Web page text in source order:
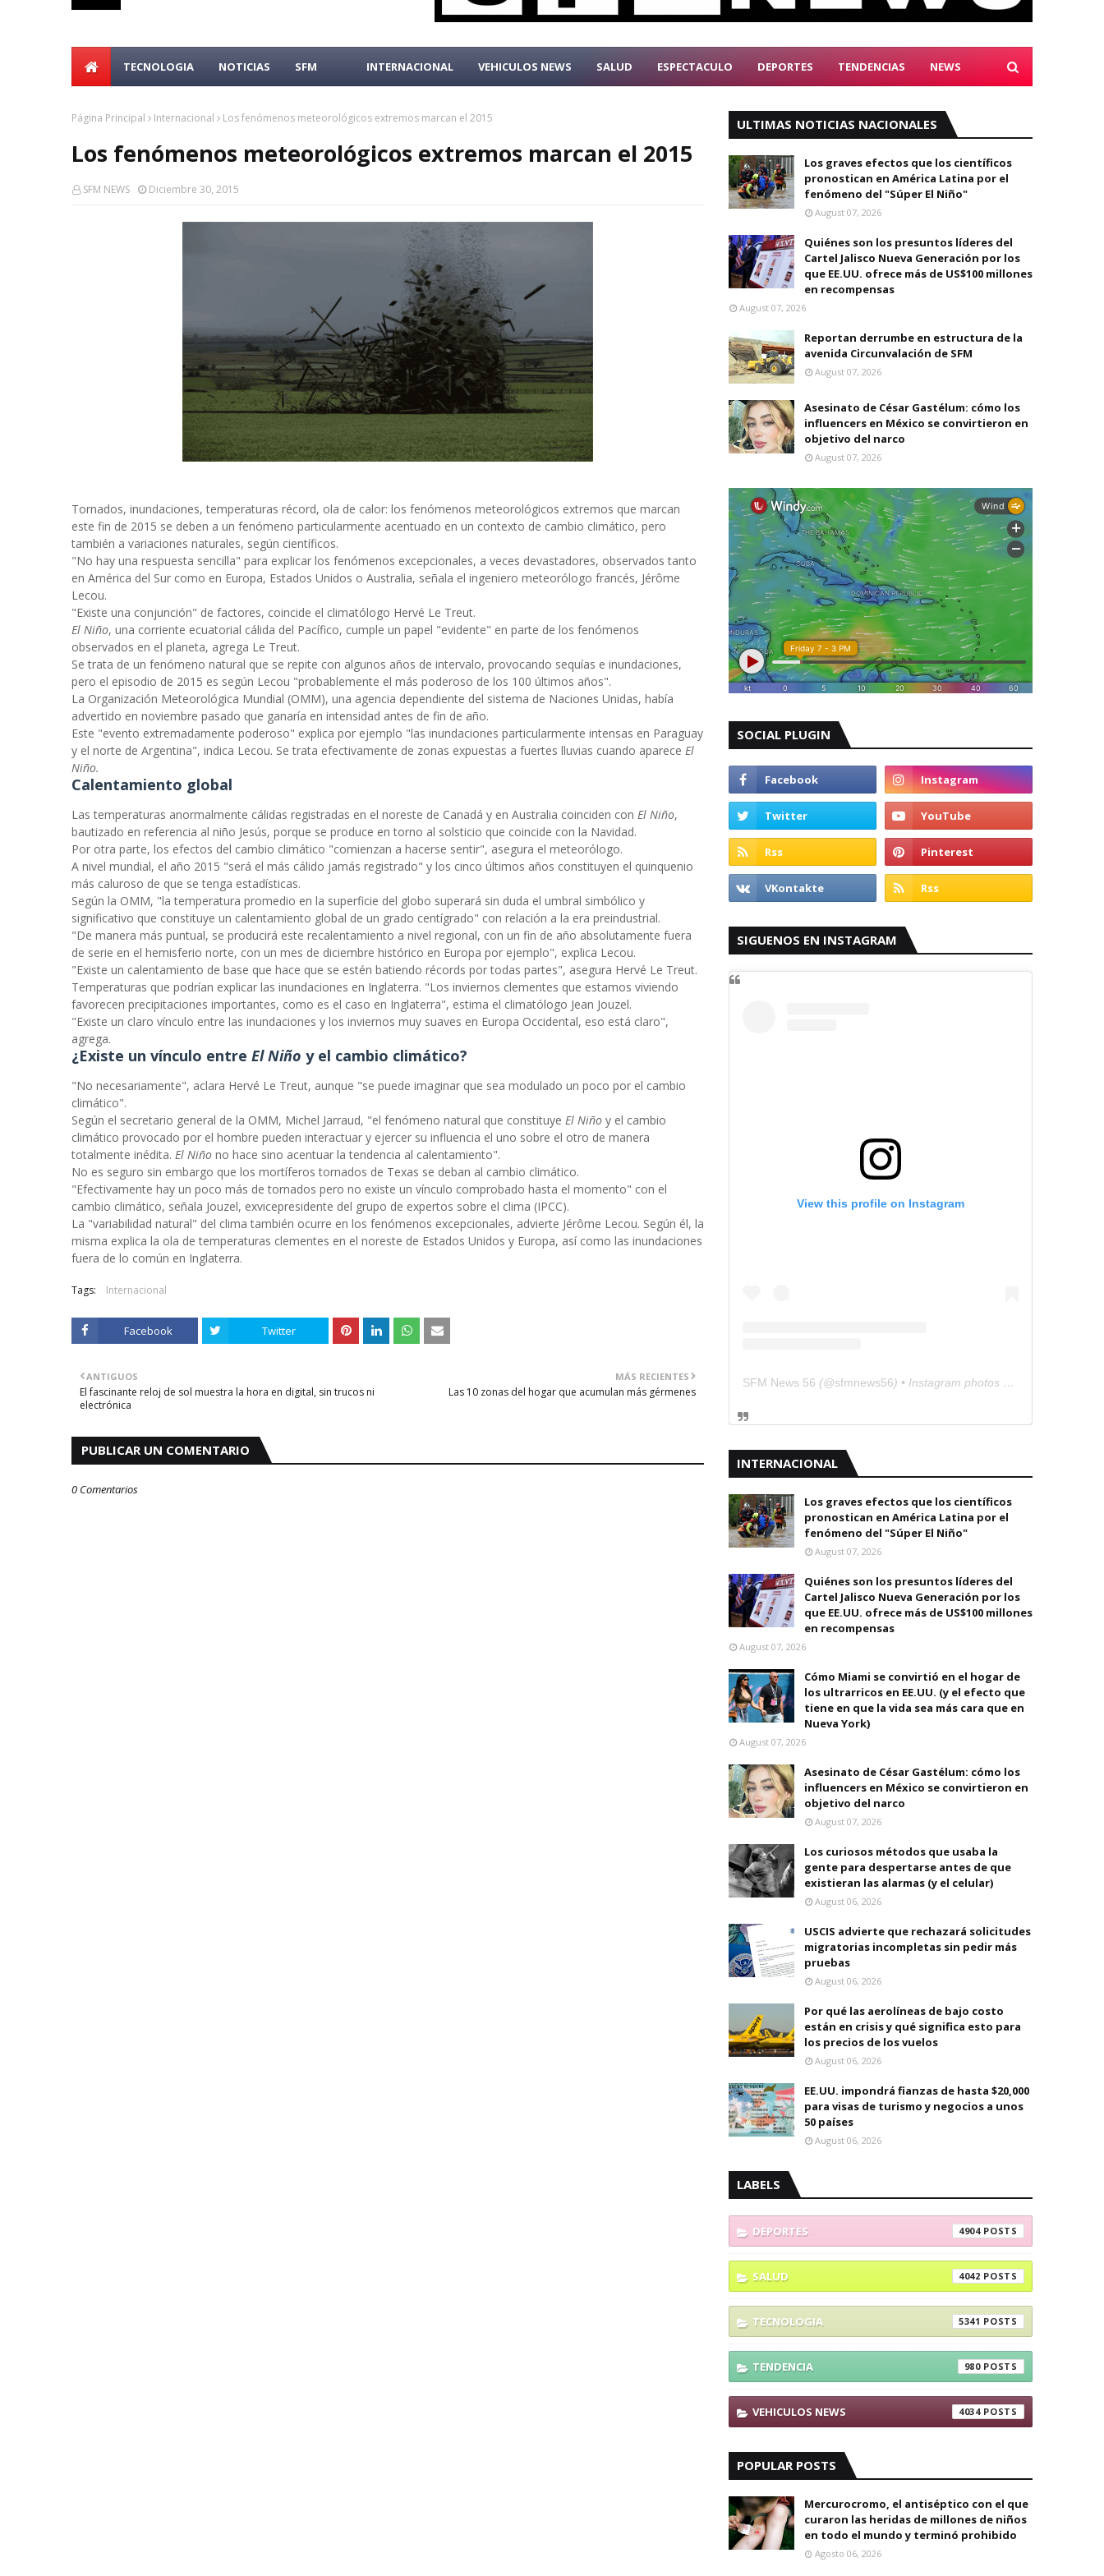
TECNOLOGIA NOTICIAS SFM INTERNACIONAL VEHICULOS NEWS SALUD ESPECTACULO DEPORTES TENDENCIAS NEWS
Página Principal Internacional Los fenómenos meteorológicos extremos marcan el 2015
Los fenómenos meteorológicos extremos marcan el 2015
SFM NEWS Diciembre 30, 2015
Tornados, inundaciones, temperaturas récord, ola de calor: los fenómenos meteorológicos extremos que marcan
este fin de 2015 se deben a un fenómeno particularmente acentuado en un contexto de cambio climático, pero
también a variaciones naturales, según científicos.
"No hay una respuesta sencilla" para explicar los fenómenos excepcionales, a veces devastadores, observados tanto
en América del Sur como en Europa, Estados Unidos o Australia, señala el ingeniero meteorólogo francés, Jérôme
Lecou.
"Existe una conjunción" de factores, coincide el climatólogo Hervé Le Treut.
El Niño, una corriente ecuatorial cálida del Pacífico, cumple un papel "evidente" en parte de los fenómenos
observados en el planeta, agrega Le Treut.
Se trata de un fenómeno natural que se repite con algunos años de intervalo, provocando sequías e inundaciones,
pero el episodio de 2015 es según Lecou "probablemente el más poderoso de los 100 últimos años".
La Organización Meteorológica Mundial (OMM), una agencia dependiente del sistema de Naciones Unidas, había
advertido en noviembre pasado que ganaría en intensidad antes de fin de año.
Este "evento extremadamente poderoso" explica por ejemplo "las inundaciones particularmente intensas en Paraguay
y el norte de Argentina", indica Lecou. Se trata efectivamente de zonas expuestas a fuertes lluvias cuando aparece El
Niño.
Calentamiento global
Las temperaturas anormalmente cálidas registradas en el noreste de Canadá y en Australia coinciden con El Niño,
bautizado en referencia al niño Jesús, porque se produce en torno al solsticio que coincide con la Navidad.
Por otra parte, los efectos del cambio climático "comienzan a hacerse sentir", asegura el meteorólogo.
A nivel mundial, el año 2015 "será el más cálido jamás registrado" y los cinco últimos años constituyen el quinquenio
más caluroso de que se tenga estadísticas.
Según la OMM, "la temperatura promedio en la superficie del globo superará sin duda el umbral simbólico y
significativo que constituye un calentamiento global de un grado centígrado" con relación a la era preindustrial.
"De manera más puntual, se producirá este recalentamiento a nivel regional, con un fin de año absolutamente fuera
de serie en el hemisferio norte, con un mes de diciembre histórico en Europa por ejemplo", explica Lecou.
"Existe un calentamiento de base que hace que se estén batiendo récords por todas partes", asegura Hervé Le Treut.
Temperaturas que podrían explicar las inundaciones en Inglaterra. "Los inviernos clementes que estamos viviendo
favorecen precipitaciones importantes, como es el caso en Inglaterra", estima el climatólogo Jean Jouzel.
"Existe un claro vínculo entre las inundaciones y los inviernos muy suaves en Europa Occidental, eso está claro",
agrega.
¿Existe un vínculo entre El Niño y el cambio climático?
"No necesariamente", aclara Hervé Le Treut, aunque "se puede imaginar que sea modulado un poco por el cambio
climático".
Según el secretario general de la OMM, Michel Jarraud, "el fenómeno natural que constituye El Niño y el cambio
climático provocado por el hombre pueden interactuar y ejercer su influencia el uno sobre el otro de manera
totalmente inédita. El Niño no hace sino acentuar la tendencia al calentamiento".
No es seguro sin embargo que los mortíferos tornados de Texas se deban al cambio climático.
"Efectivamente hay un poco más de tornados pero no existe un vínculo comprobado hasta el momento" con el
cambio climático, señala Jouzel, exvicepresidente del grupo de expertos sobre el clima (IPCC).
La "variabilidad natural" del clima también ocurre en los fenómenos excepcionales, advierte Jérôme Lecou. Según él, la
misma explica la ola de temperaturas clementes en el noreste de Estados Unidos y Europa, así como las inundaciones
fuera de lo común en Inglaterra.
Tags: Internacional
Facebook Twitter
MÁS RECIENTES
Las 10 zonas del hogar que acumulan más gérmenes
ANTIGUOS
El fascinante reloj de sol muestra la hora en digital, sin trucos ni
electrónica
PUBLICAR UN COMENTARIO
0 Comentarios
ULTIMAS NOTICIAS NACIONALES
Los graves efectos que los científicos
pronostican en América Latina por el
fenómeno del "Súper El Niño"
August 07, 2026
Quiénes son los presuntos líderes del
Cartel Jalisco Nueva Generación por los
que EE.UU. ofrece más de US$100 millones
en recompensas
August 07, 2026
Reportan derrumbe en estructura de la
avenida Circunvalación de SFM
August 07, 2026
Asesinato de César Gastélum: cómo los
influencers en México se convirtieron en
objetivo del narco
August 07, 2026
SOCIAL PLUGIN
SIGUENOS EN INSTAGRAM
View this profile on Instagram
SFM News 56 (@sfmnews56) • Instagram photos and videos
INTERNACIONAL
Los graves efectos que los científicos
pronostican en América Latina por el
fenómeno del "Súper El Niño"
August 07, 2026
Quiénes son los presuntos líderes del
Cartel Jalisco Nueva Generación por los
que EE.UU. ofrece más de US$100 millones
en recompensas
August 07, 2026
Cómo Miami se convirtió en el hogar de
los ultrarricos en EE.UU. (y el efecto que
tiene en que la vida sea más cara que en
Nueva York)
August 07, 2026
Asesinato de César Gastélum: cómo los
influencers en México se convirtieron en
objetivo del narco
August 07, 2026
Los curiosos métodos que usaba la
gente para despertarse antes de que
existieran las alarmas (y el celular)
August 06, 2026
USCIS advierte que rechazará solicitudes
migratorias incompletas sin pedir más
pruebas
August 06, 2026
Por qué las aerolíneas de bajo costo
están en crisis y qué significa esto para
los precios de los vuelos
August 06, 2026
EE.UU. impondrá fianzas de hasta $20,000
para visas de turismo y negocios a unos
50 países
August 06, 2026
LABELS
DEPORTES 4904
SALUD 4042
TECNOLOGIA 5341
TENDENCIA 980
VEHICULOS NEWS 4034
POPULAR POSTS
Mercurocromo, el antiséptico con el que
curaron las heridas de millones de niños
en todo el mundo y terminó prohibido
Agosto 06, 2026